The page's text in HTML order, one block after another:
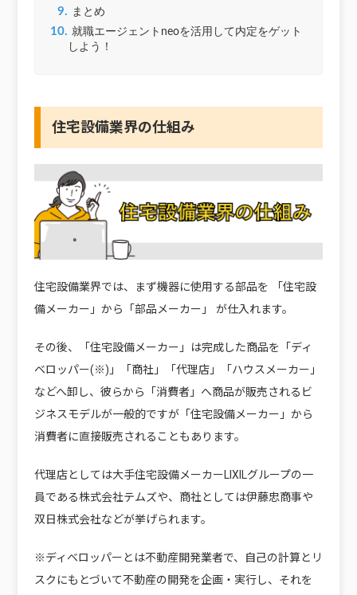
9. まとめ
10. 就職エージェントneoを活用して内定をゲット
しよう！
住宅設備業界の仕組み
住宅設備業界では、まず機器に使用する部品を 「住宅設
備メーカー」から「部品メーカー」 が仕入れます。
その後、「住宅設備メーカー」は完成した商品を「ディ
ベロッパー(※)」「商社」「代理店」「ハウスメーカー」
などへ卸し、彼らから「消費者」へ商品が販売されるビ
ジネスモデルが一般的ですが「住宅設備メーカー」から
消費者に直接販売されることもあります。
代理店としては大手住宅設備メーカーLIXILグループの一
員である株式会社テムズや、商社としては伊藤忠商事や
双日株式会社などが挙げられます。
※ディベロッパーとは不動産開発業者で、自己の計算とリ
スクにもとづいて不動産の開発を企画・実行し、それを